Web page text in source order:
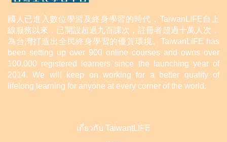
國人已進入數位學習及終身學習的時代，TaiwanLIFE自上
線服務以來，已開設超過九百課次，註冊者超過十萬人次，
為台灣打造出全民終身學習的優質環境。TaiwanLIFE has
been setting up over 900 online courses and owns over
100,000 registered learners since the launching year of
2014. We will keep on working for a better quality of
lifelong learning for anyone at every corner of the world.
เกี่ยวกับ TaiwantLIFE